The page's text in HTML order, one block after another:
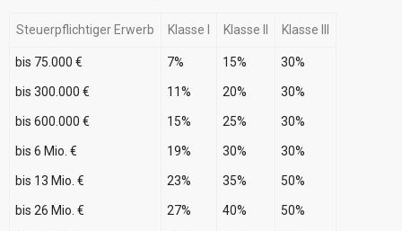
Steuerpflichtiger Erwerb Klasse I Klasse II Klasse III
bis 75.000 € 7% 15% 30%
bis 300.000 € 11% 20% 30%
bis 600.000 € 15% 25% 30%
bis 6 Mio. € 19% 30% 30%
bis 13 Mio. € 23% 35% 50%
bis 26 Mio. € 27% 40% 50%